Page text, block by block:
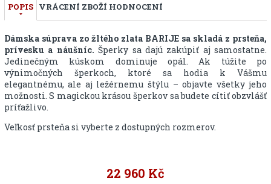
POPIS VRÁCENÍ ZBOŽÍ HODNOCENÍ
Dámska súprava zo žltého zlata BARIJE sa skladá z prsteňa,
prívesku a náušníc. Šperky sa dajú zakúpiť aj samostatne.
Jedinečným kúskom dominuje opál. Ak túžite po
výnimočných šperkoch, ktoré sa hodia k Vášmu
elegantnému, ale aj ležérnemu štýlu – objavte všetky jeho
možnosti. S magickou krásou šperkov sa budete cítiť obzvlášť
príťažlivo.
Veľkosť prsteňa si vyberte z dostupných rozmerov.
22 960 Kč